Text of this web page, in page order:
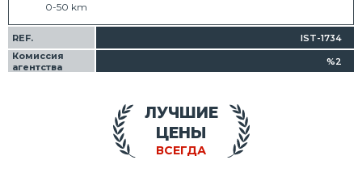
0-50 km
REF.
IST-1734
Комиссия
агентства
%2
ВСЕГДА
ЛУЧШИЕ
ЦЕНЫ